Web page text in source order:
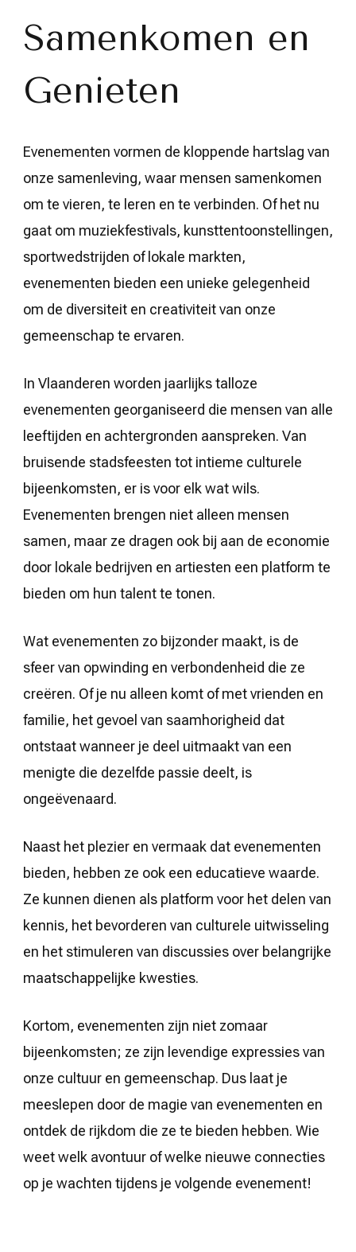
Samenkomen en
Genieten
Evenementen vormen de kloppende hartslag van
onze samenleving, waar mensen samenkomen
om te vieren, te leren en te verbinden. Of het nu
gaat om muziekfestivals, kunsttentoonstellingen,
sportwedstrijden of lokale markten,
evenementen bieden een unieke gelegenheid
om de diversiteit en creativiteit van onze
gemeenschap te ervaren.
In Vlaanderen worden jaarlijks talloze
evenementen georganiseerd die mensen van alle
leeftijden en achtergronden aanspreken. Van
bruisende stadsfeesten tot intieme culturele
bijeenkomsten, er is voor elk wat wils.
Evenementen brengen niet alleen mensen
samen, maar ze dragen ook bij aan de economie
door lokale bedrijven en artiesten een platform te
bieden om hun talent te tonen.
Wat evenementen zo bijzonder maakt, is de
sfeer van opwinding en verbondenheid die ze
creëren. Of je nu alleen komt of met vrienden en
familie, het gevoel van saamhorigheid dat
ontstaat wanneer je deel uitmaakt van een
menigte die dezelfde passie deelt, is
ongeëvenaard.
Naast het plezier en vermaak dat evenementen
bieden, hebben ze ook een educatieve waarde.
Ze kunnen dienen als platform voor het delen van
kennis, het bevorderen van culturele uitwisseling
en het stimuleren van discussies over belangrijke
maatschappelijke kwesties.
Kortom, evenementen zijn niet zomaar
bijeenkomsten; ze zijn levendige expressies van
onze cultuur en gemeenschap. Dus laat je
meeslepen door de magie van evenementen en
ontdek de rijkdom die ze te bieden hebben. Wie
weet welk avontuur of welke nieuwe connecties
op je wachten tijdens je volgende evenement!